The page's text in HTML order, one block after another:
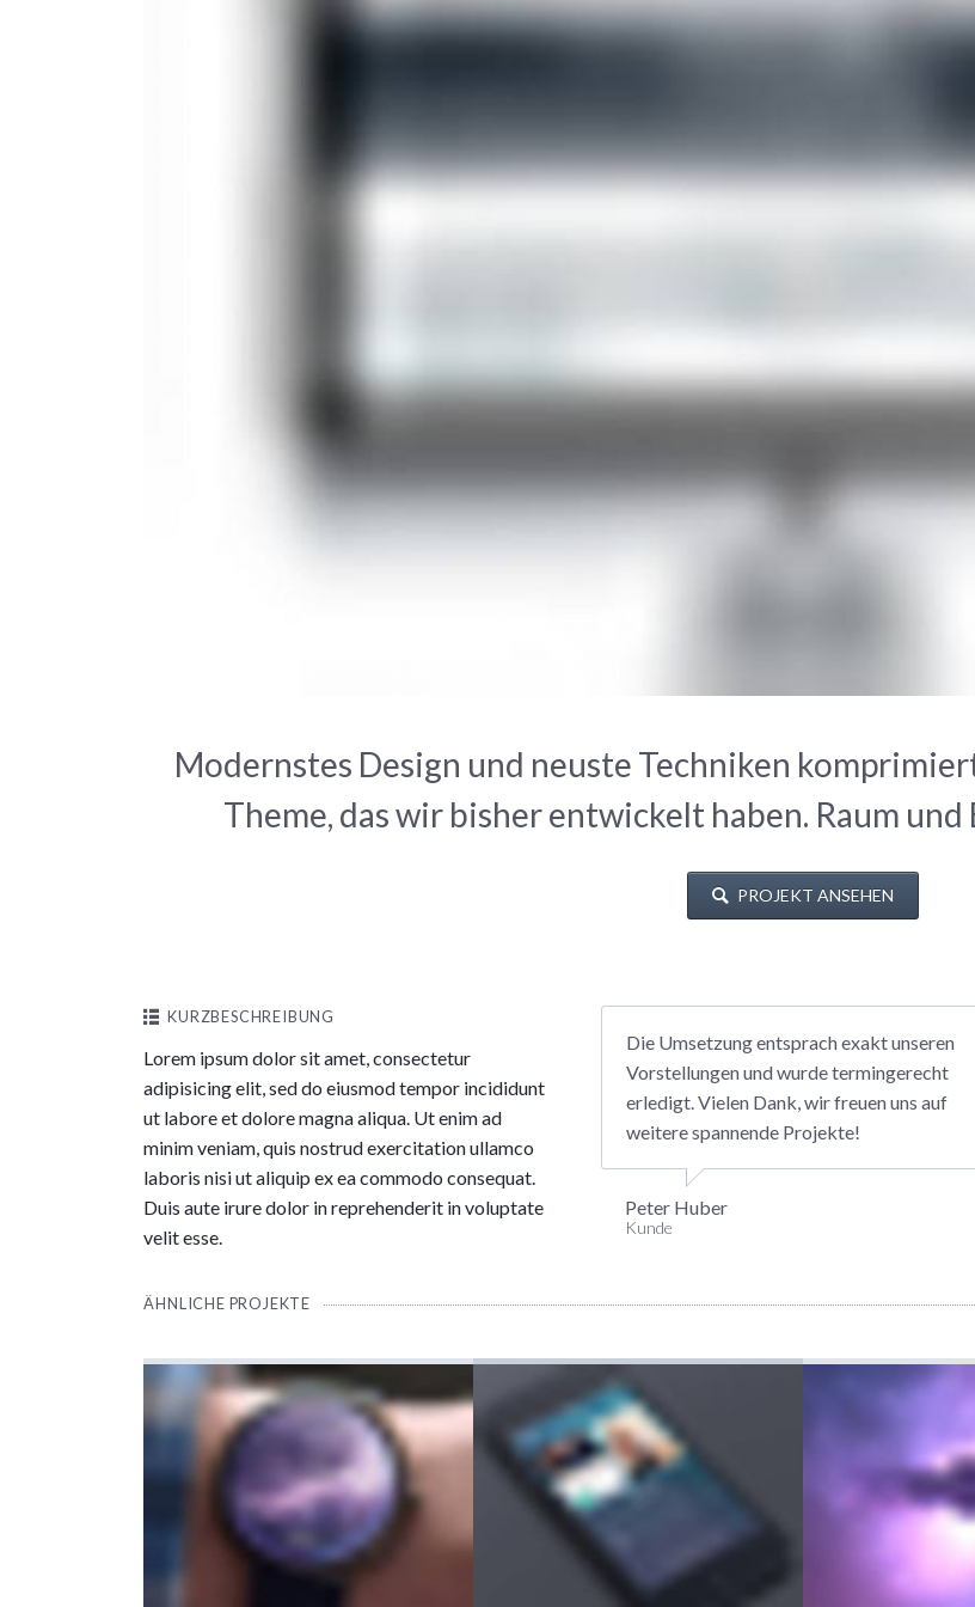
Modernstes Design und neuste Techniken
Theme, das wir bisher entwickelt haben. Raum
PROJEKT ANSEHEN
KURZBESCHREIBUNG
Lorem ipsum dolor sit amet, consectetur
adipisicing elit, sed do eiusmod tempor incididunt
ut labore et dolore magna aliqua. Ut enim ad
minim veniam, quis nostrud exercitation ullamco
laboris nisi ut aliquip ex ea commodo consequat.
Duis aute irure dolor in reprehenderit in voluptate
velit esse.
Die Umsetzung entsprach exakt unseren
Vorstellungen und wurde termingerecht
erledigt. Vielen Dank, wir freuen uns auf
weitere spannende Projekte!
Peter Huber
Kunde
ÄHNLICHE PROJEKTE